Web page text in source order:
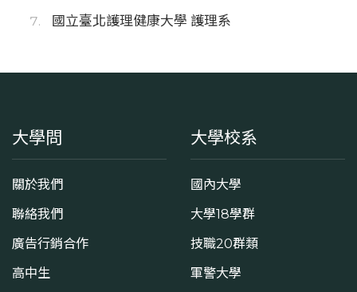
國立臺北護理健康大學 護理系
大學問
關於我們
聯絡我們
廣告行銷合作
高中生
大學校系
國內大學
大學18學群
技職20群類
軍警大學